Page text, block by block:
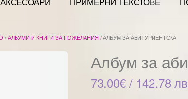
/АЛБУМИ И КНИГИ ЗА ПОЖЕЛАНИЯ / АЛБУМ ЗА АБИТУРИЕНТСКА
Албум за
73.00€/ 142.78